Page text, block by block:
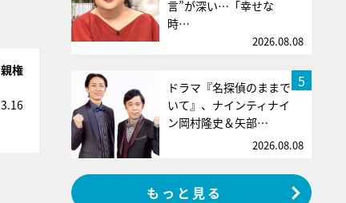
権
言”が深い…「幸せな
時…
2026.08.08
5
ドラマ『名探偵のままで
いて』、ナインティナイ
ン岡村隆史＆矢部…
2026.08.08
もっと見る